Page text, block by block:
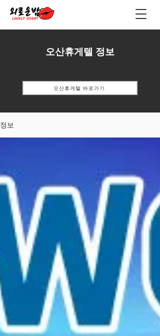
오산휴게텔 정보
오산휴게텔 바로가기
정보